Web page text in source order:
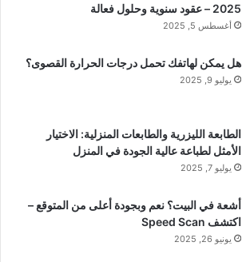
2025 – عقود سنوية وحلول فعالة
أغسطس 5, 2025
هل يمكن لهاتفك تحمل درجات الحرارة القصوى؟
يوليو 9, 2025
الطابعة الليزرية والطابعات المنزلية: الاختيار
الأمثل لطباعة عالية الجودة في المنزل
يوليو 7, 2025
أشعة في البيت؟ نعم وبجودة أعلى من المتوقع –
اكتشف Speed Scan
يونيو 26, 2025